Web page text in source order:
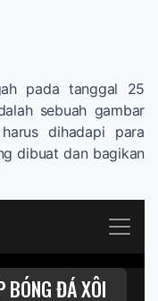
pada tanggal 25
sebuah gambar
dihadapi para
dibuat dan bagikan